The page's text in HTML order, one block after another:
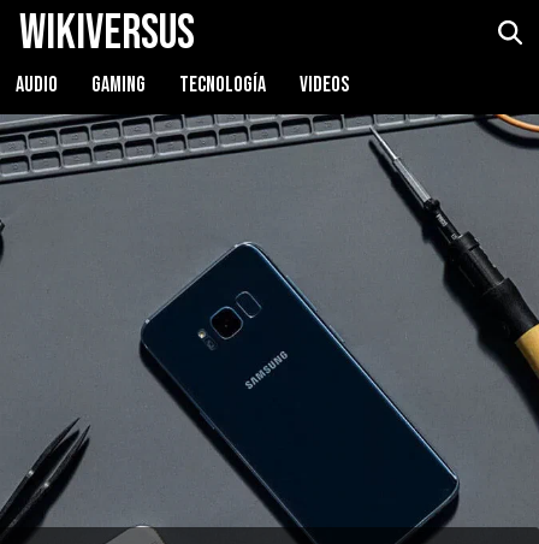
WikiVersus
AUDIO GAMING TECNOLOGÍA VIDEOS